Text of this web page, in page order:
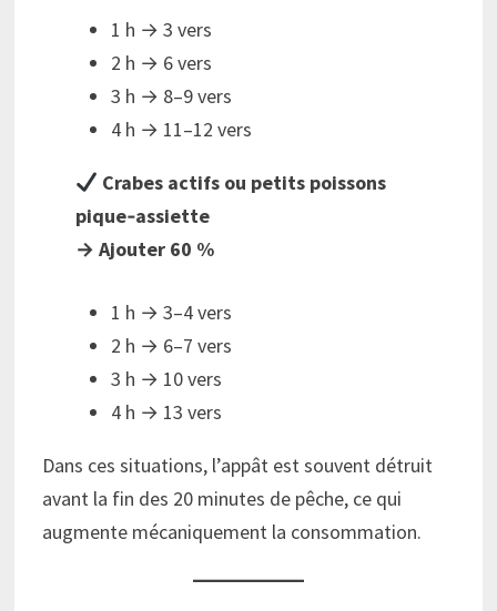
1 h → 3 vers
2 h → 6 vers
3 h → 8–9 vers
4 h → 11–12 vers
Crabes actifs ou petits poissons
pique‑assiette
→ Ajouter 60 %
1 h → 3–4 vers
2 h → 6–7 vers
3 h → 10 vers
4 h → 13 vers
Dans ces situations, l’appât est souvent détruit
avant la fin des 20 minutes de pêche, ce qui
augmente mécaniquement la consommation.